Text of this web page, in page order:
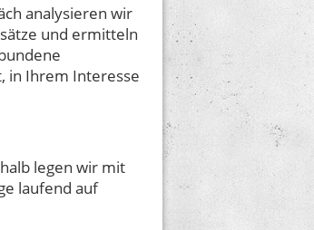
analysieren wir
und ermitteln
in Ihrem Interesse
legen wir mit
laufend auf